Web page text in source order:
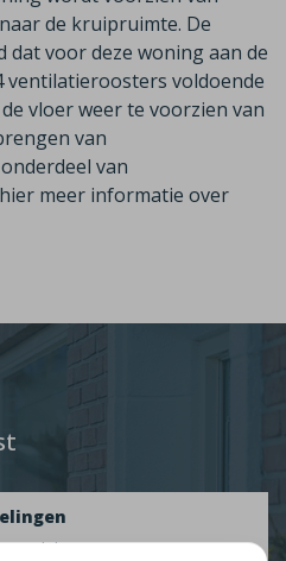
ons met een 9.3
de kruipruimte. De
dat voor deze woning aan de
ventilatieroosters voldoende
vloer weer te voorzien van
van
van
meer informatie over